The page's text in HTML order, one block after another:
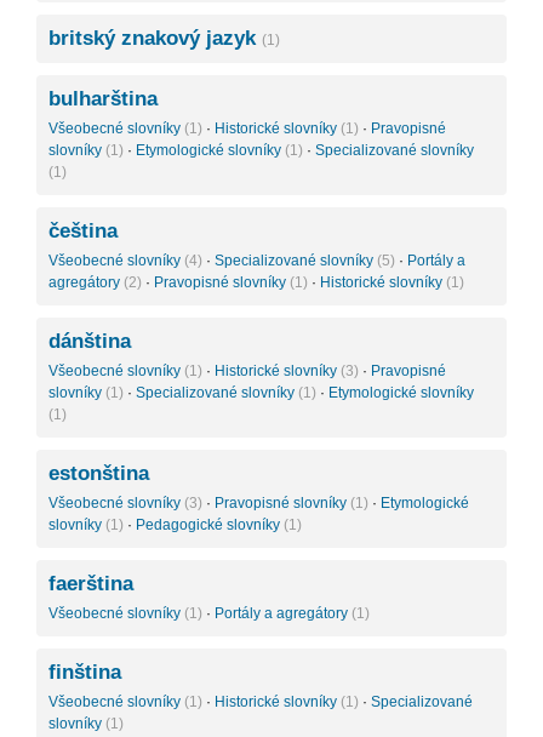
britský znakový jazyk (1)
bulharština
Všeobecné slovníky (1) · Historické slovníky (1) · Pravopisné
slovníky (1) · Etymologické slovníky (1) · Specializované slovníky
(1)
čeština
Všeobecné slovníky (4) · Specializované slovníky (5) · Portály a
agregátory (2) · Pravopisné slovníky (1) · Historické slovníky (1)
dánština
Všeobecné slovníky (1) · Historické slovníky (3) · Pravopisné
slovníky (1) · Specializované slovníky (1) · Etymologické slovníky
(1)
estonština
Všeobecné slovníky (3) · Pravopisné slovníky (1) · Etymologické
slovníky (1) · Pedagogické slovníky (1)
faerština
Všeobecné slovníky (1) · Portály a agregátory (1)
finština
Všeobecné slovníky (1) · Historické slovníky (1) · Specializované
slovníky (1)